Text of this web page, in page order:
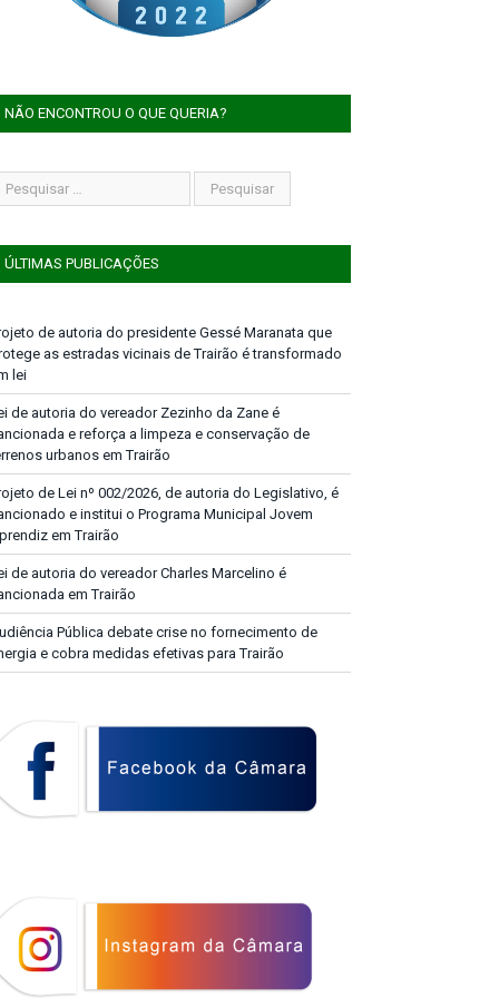
NÃO ENCONTROU O QUE QUERIA?
ÚLTIMAS PUBLICAÇÕES
de autoria do presidente Gessé Maranata que
as estradas vicinais de Trairão é transformado
lei
de autoria do vereador Zezinho da Zane é
e reforça a limpeza e conservação de
urbanos em Trairão
de Lei nº 002/2026, de autoria do Legislativo, é
e institui o Programa Municipal Jovem
em Trairão
de autoria do vereador Charles Marcelino é
em Trairão
Pública debate crise no fornecimento de
e cobra medidas efetivas para Trairão